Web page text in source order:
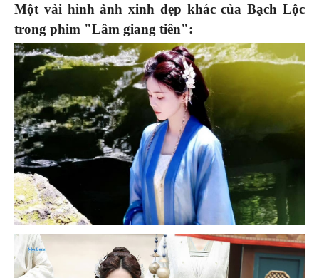
Một vài hình ảnh xinh đẹp khác của Bạch Lộc
trong phim "Lâm giang tiên":